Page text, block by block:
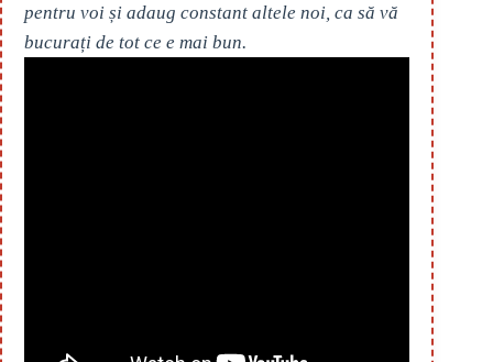
pentru voi și adaug constant altele noi, ca să vă
bucurați de tot ce e mai bun.